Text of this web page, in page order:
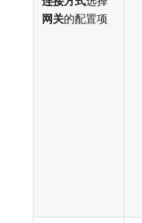
网关的配置项